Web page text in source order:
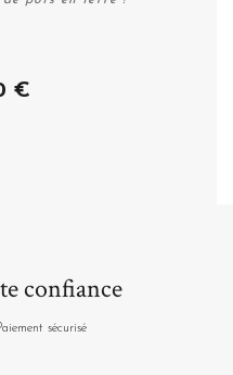
€
confiance
sécurisé